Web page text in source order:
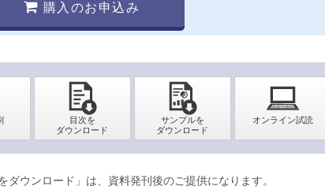
購入のお申込み
ダウンロード」は、資料発刊後のご提供になります。